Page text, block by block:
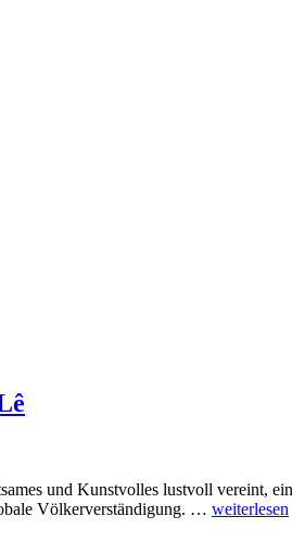
und Kunstvolles lustvoll vereint,
Völkerverständigung. … weiterlesen